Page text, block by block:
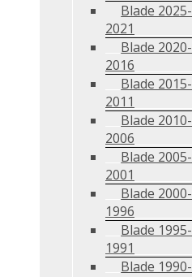
Blade 2025-
2021
Blade 2020-
2016
Blade 2015-
2011
Blade 2010-
2006
Blade 2005-
2001
Blade 2000-
1996
Blade 1995-
1991
Blade 1990-